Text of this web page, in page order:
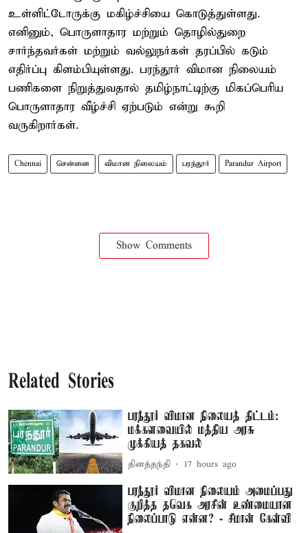
உள்ளிட்டோருக்கு மகிழ்ச்சியை கொடுத்துள்ளது.
எனினும், பொருளாதார மற்றும் தொழில்துறை
சார்ந்தவர்கள் மற்றும் வல்லுநர்கள் தரப்பில் கடும்
எதிர்ப்பு கிளம்பியுள்ளது. பரந்தூர் விமான நிலையம்
பணிகளை நிறுத்துவதால் தமிழ்நாட்டிற்கு மிகப்பெரிய
பொருளாதார வீழ்ச்சி ஏற்படும் என்று கூறி
வருகிறார்கள்.
Chennai சென்னை விமான நிலையம் பரந்தூர் Parandur Airport
Show Comments
Related Stories
பரந்தூர் விமான நிலையத் திட்டம்:
மக்களவையில் மத்திய அரசு
முக்கியத் தகவல்
தினத்தந்தி 17 hours ago
பரந்தூர் விமான நிலையம் அமைப்பது
குறித்த தவெக அரசின் உண்மையான
நிலைப்பாடு என்ன? - சீமான் கேள்வி